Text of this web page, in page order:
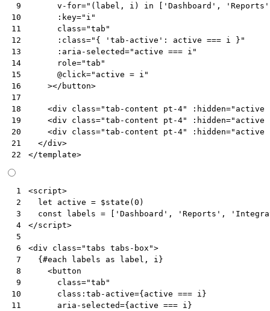
9
10
11
12
13
14
15
16
17
18
19
20
21
22
v-for="(label, i) in ['Dashboard',
:key="i"
class="tab"
:class="{ 'tab-active': active === i }"
:aria-selected="active === i"
role="tab"
@click="active = i"
></ button>
<div class="tab-content pt-4" :hidden="active
<div class="tab-content pt-4" :hidden="active
<div class="tab-content pt-4" :hidden="active
</div>
</template>
1
2
3
4
5
6
7
8
9
10
11
<script>
let
active = $state ( 0 )
const
labels = 'Dashboard' , 'Reports' ,
</script>
<div class="tabs tabs-box">
  {#each labels as label, i}
<button
class="tab"
class:tab-active={active === i }
aria-selected={active === i }